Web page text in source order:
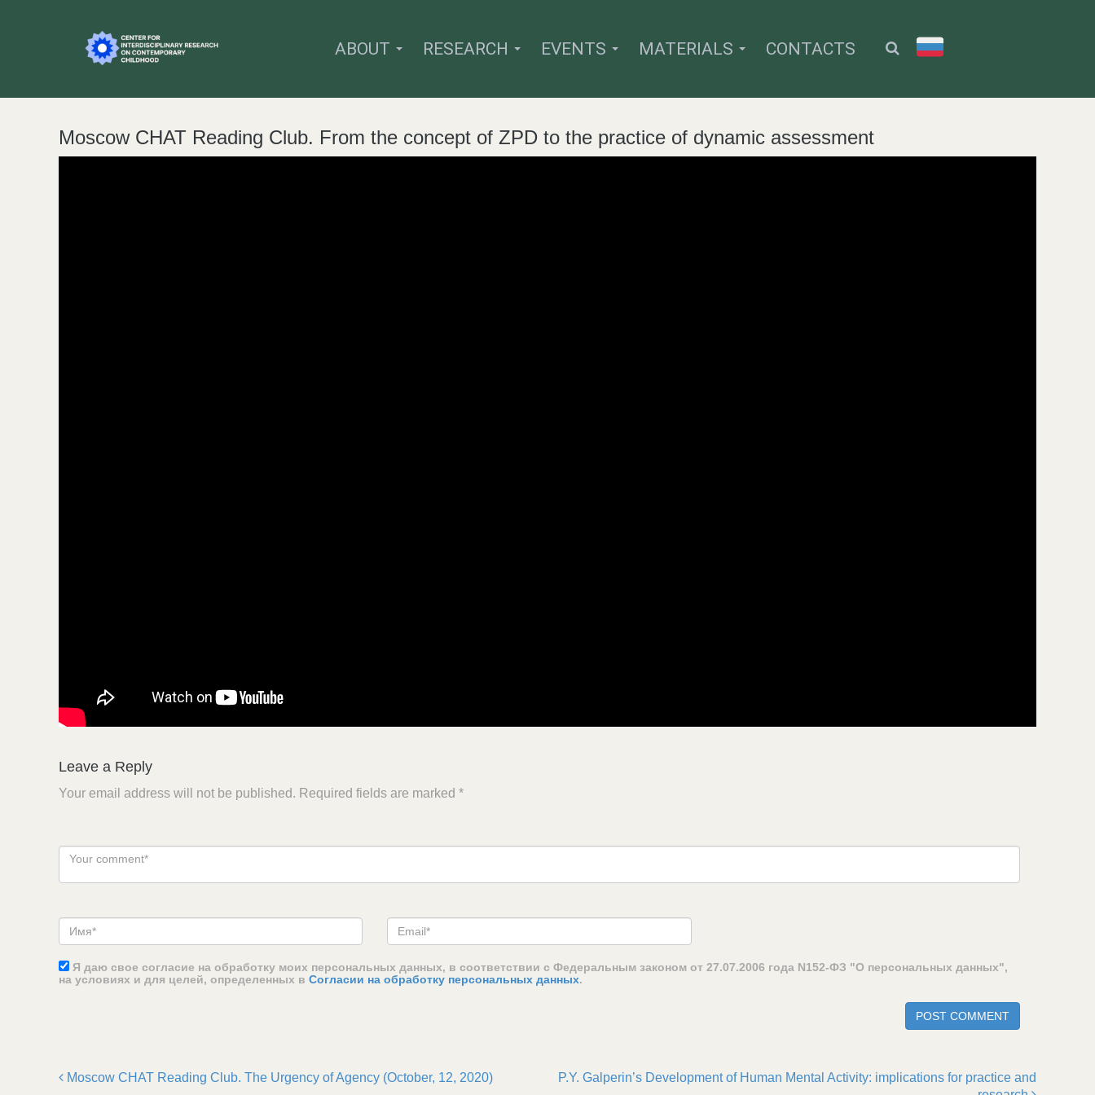
ABOUT RESEARCH EVENTS MATERIALS CONTACTS
Moscow CHAT Reading Club. From the concept of ZPD to the practice of dynamic assessment
Leave a Reply
Your email address will not be published. Required fields are marked *
Я даю свое согласие на обработку моих персональных данных, в соответствии с Федеральным законом от 27.07.2006 года N152-ФЗ "О персональных данных",
на условиях и для целей, определенных в Согласии на обработку персональных данных.
Moscow CHAT Reading Club. The Urgency of Agency (October, 12, 2020)
P.Y. Galperin’s Development of Human Mental Activity: implications for practice and